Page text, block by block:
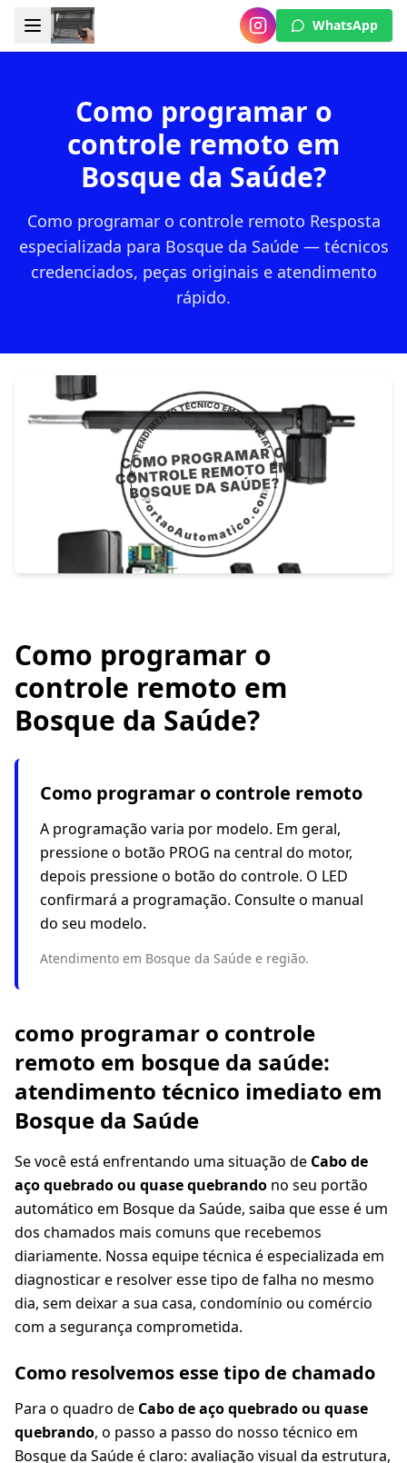
WhatsApp
Como programar o
controle remoto em
Bosque da Saúde?
Como programar o controle remoto Resposta
especializada para Bosque da Saúde — técnicos
credenciados, peças originais e atendimento
rápido.
Como programar o
controle remoto em
Bosque da Saúde?
Como programar o controle remoto
A programação varia por modelo. Em geral,
pressione o botão PROG na central do motor,
depois pressione o botão do controle. O LED
confirmará a programação. Consulte o manual
do seu modelo.
Atendimento em Bosque da Saúde e região.
como programar o controle
remoto em bosque da saúde:
atendimento técnico imediato em
Bosque da Saúde
Se você está enfrentando uma situação de Cabo de
aço quebrado ou quase quebrando no seu portão
automático em Bosque da Saúde, saiba que esse é um
dos chamados mais comuns que recebemos
diariamente. Nossa equipe técnica é especializada em
diagnosticar e resolver esse tipo de falha no mesmo
dia, sem deixar a sua casa, condomínio ou comércio
com a segurança comprometida.
Como resolvemos esse tipo de chamado
Para o quadro de Cabo de aço quebrado ou quase
quebrando, o passo a passo do nosso técnico em
Bosque da Saúde é claro: avaliação visual da estrutura,